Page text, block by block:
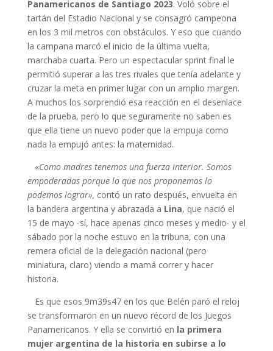
Panamericanos de Santiago 2023. Voló sobre el
tartán del Estadio Nacional y se consagró campeona
en los 3 mil metros con obstáculos. Y eso que cuando
la campana marcó el inicio de la última vuelta,
marchaba cuarta. Pero un espectacular sprint final le
permitió superar a las tres rivales que tenía adelante y
cruzar la meta en primer lugar con un amplio margen.
A muchos los sorprendió esa reacción en el desenlace
de la prueba, pero lo que seguramente no saben es
que ella tiene un nuevo poder que la empuja como
nada la empujó antes: la maternidad.
«Como madres tenemos una fuerza interior. Somos
empoderadas porque lo que nos proponemos lo
podemos lograr», contó un rato después, envuelta en
la bandera argentina y abrazada a Lina, que nació el
15 de mayo -sí, hace apenas cinco meses y medio- y el
sábado por la noche estuvo en la tribuna, con una
remera oficial de la delegación nacional (pero
miniatura, claro) viendo a mamá correr y hacer
historia.
Es que esos 9m39s47 en los que Belén paró el reloj
se transformaron en un nuevo récord de los Juegos
Panamericanos. Y ella se convirtió en la primera
mujer argentina de la historia en subirse a lo